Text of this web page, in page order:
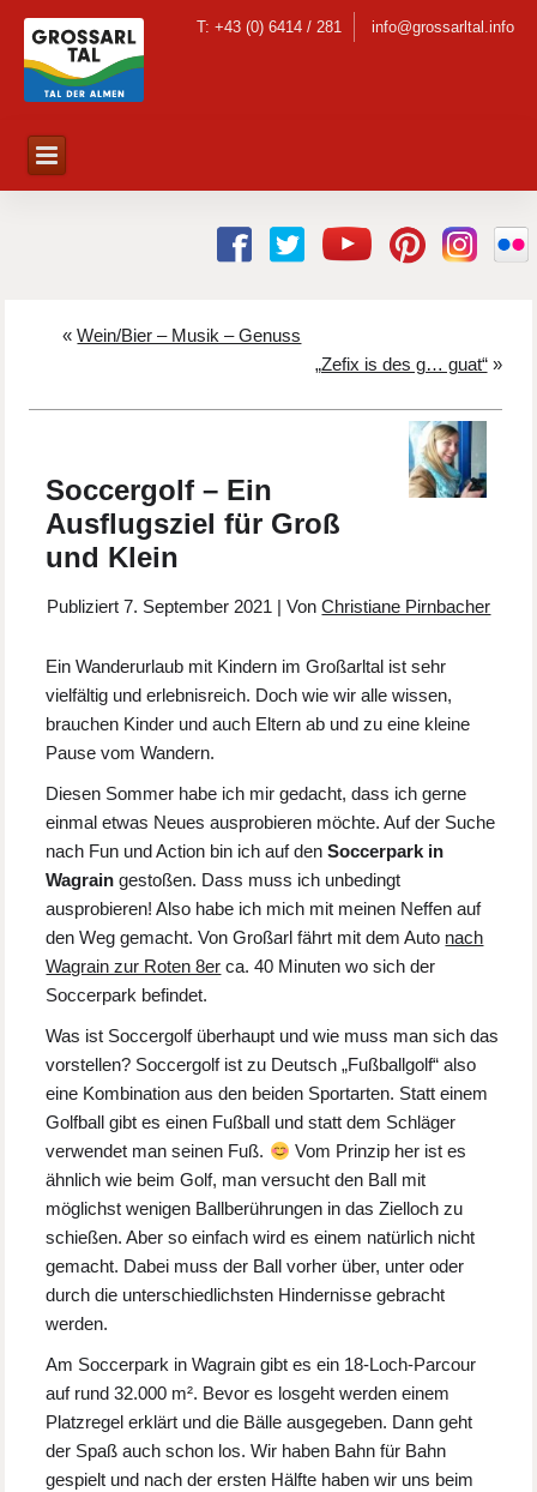
T: +43 (0) 6414 / 281 info@grossarltal.info
«Wein/Bier – Musik – Genuss
„Zefix is des g… guat“»
Soccergolf – Ein
Ausflugsziel für Groß
und Klein
Publiziert 7. September 2021 |Von Christiane Pirnbacher
Ein Wanderurlaub mit Kindern im Großarltal ist sehr
vielfältig und erlebnisreich. Doch wie wir alle wissen,
brauchen Kinder und auch Eltern ab und zu eine kleine
Pause vom Wandern.
Diesen Sommer habe ich mir gedacht, dass ich gerne
einmal etwas Neues ausprobieren möchte. Auf der Suche
nach Fun und Action bin ich auf denSoccerpark in
Wagrain gestoßen. Dass muss ich unbedingt
ausprobieren! Also habe ich mich mit meinen Neffen auf
den Weg gemacht. Von Großarl fährt mit dem Auto nach
Wagrain zur Roten 8er ca. 40 Minuten wo sich der
Soccerpark befindet.
Was ist Soccergolf überhaupt und wie muss man sich das
vorstellen? Soccergolf ist zu Deutsch „Fußballgolf“ also
eine Kombination aus den beiden Sportarten. Statt einem
Golfball gibt es einen Fußball und statt dem Schläger
verwendet man seinen Fuß.
Vom Prinzip her ist es
ähnlich wie beim Golf, man versucht den Ball mit
möglichst wenigen Ballberührungen in das Zielloch zu
schießen. Aber so einfach wird es einem natürlich nicht
gemacht. Dabei muss der Ball vorher über, unter oder
durch die unterschiedlichsten Hindernisse gebracht
werden.
Am Soccerpark in Wagrain gibt es ein 18-Loch-Parcour
auf rund 32.000 m². Bevor es losgeht werden einem
Platzregel erklärt und die Bälle ausgegeben. Dann geht
der Spaß auch schon los. Wir haben Bahn für Bahn
gespielt und nach der ersten Hälfte haben wir uns beim